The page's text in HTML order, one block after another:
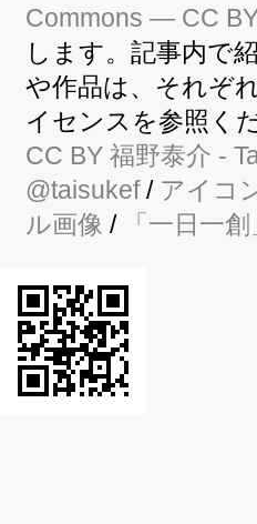
Commons — CC
します。記事内で
や作品は、それぞ
イセンスを参照く
CC BY 福野泰介 -
@taisukef/ アイコ
ル画像 / 「一日一